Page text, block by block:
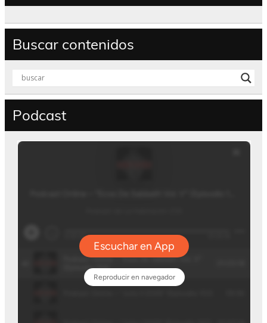
Buscar contenidos
Podcast